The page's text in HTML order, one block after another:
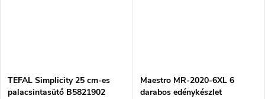
TEFAL Simplicity 25 cm-es
palacsintasütő B5821902
Maestro MR-2020-6XL 6
darabos edénykészlet